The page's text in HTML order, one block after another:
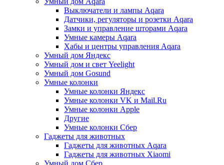
Выключатели и лампы Aqara
Датчики, регуляторы и розетки Aqara
Замки и управление шторами Aqara
Умные камеры Aqara
Хабы и центры управления Aqara
Умный дом Яндекс
Умный дом и свет Yeelight
Умный дом Gosund
Умные колонки
Умные колонки Яндекс
Умные колонки VK и Mail.Ru
Умные колонки Apple
Другие
Умные колонки Сбер
Гаджеты для животных
Гаджеты для животных Aqara
Гаджеты для животных Xiaomi
Умный дом Сбер